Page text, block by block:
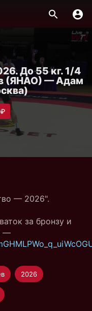
До 55 кг. 1/4
(ЯНАО) — Адам
— 2026".
за бронзу и
—
2026